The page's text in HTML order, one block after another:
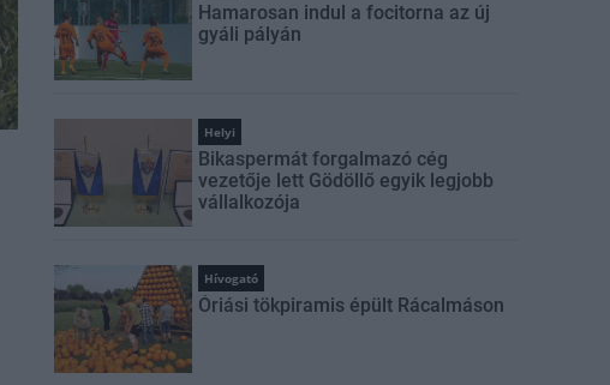
Hamarosan indul a focitorna az új
gyáli pályán
Helyi
Bikaspermát forgalmazó cég
vezetője lett Gödöllő egyik legjobb
vállalkozója
Hívogató
Óriási tökpiramis épült Rácalmáson